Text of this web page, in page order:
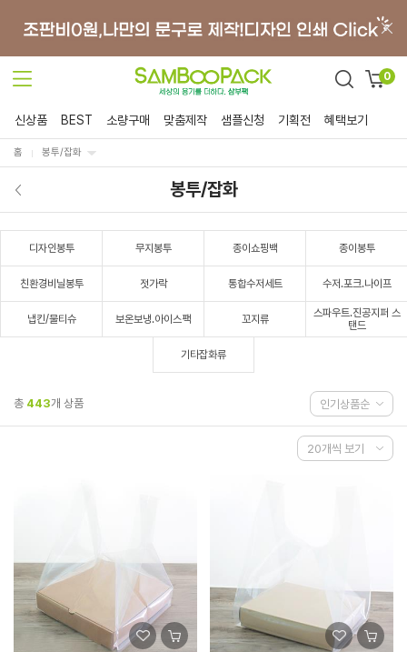
0
신상품 BEST 소량구매 맞춤제작 샘플신청 기획전 혜택보기
홈 봉투/잡화
봉투/잡화
디자인봉투 무지봉투 종이쇼핑백 종이봉투
친환경비닐봉투 젓가락 통합수저세트 수저.포크.나이프
냅킨/물티슈 보온보냉.아이스팩 꼬지류
스파우트.진공지퍼 스
탠드
기타잡화류
총 443개 상품